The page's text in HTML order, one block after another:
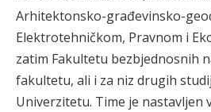
Arhitektonsko-građevinsko-
Elektrotehničkom, Pravnom i
zatim Fakultetu bezbjednosnih
fakultetu, ali i za niz drugih
Univerzitetu. Time je nastavljen